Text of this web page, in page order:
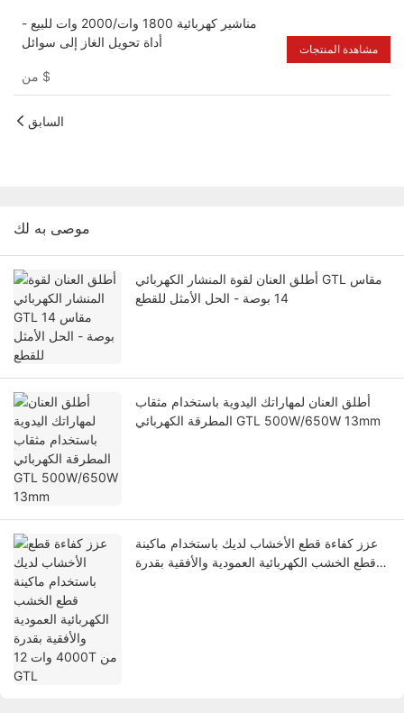
مناشير كهربائية 1800 وات/2000 وات للبيع -
أداة تحويل الغاز إلى سوائل
$
مشاهدة المنتجات
السابق
موصى به لك
أطلق العنان لقوة المنشار الكهربائي GTL مقاس
14 بوصة - الحل الأمثل للقطع
أطلق العنان لمهاراتك اليدوية باستخدام مثقاب
المطرقة الكهربائي GTL 500W/650W 13mm
عزز كفاءة قطع الأخشاب لديك باستخدام ماكينة
قطع الخشب الكهربائية العمودية والأفقية بقدرة